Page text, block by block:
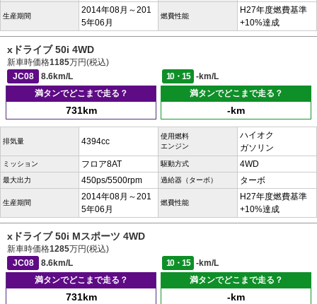
生産期間
2014年08月～201
5年06月
燃費性能
H27年度燃費基準
+10%達成
xドライブ 50i 4WD
新車時価格1185万円(税込)
JC08
8.6km/L 10・15
-km/L
満タンでどこまで走る？
731km
満タンでどこまで走る？
-km
排気量 4394cc
使用燃料
エンジン
ハイオク
ガソリン
ミッション フロア8AT 駆動方式 4WD
最大出力 450ps/5500rpm 過給器（ターボ） ターボ
生産期間
2014年08月～201
5年06月
燃費性能
H27年度燃費基準
+10%達成
xドライブ 50i Mスポーツ 4WD
新車時価格1285万円(税込)
JC08
8.6km/L 10・15
-km/L
満タンでどこまで走る？
731km
満タンでどこまで走る？
-km